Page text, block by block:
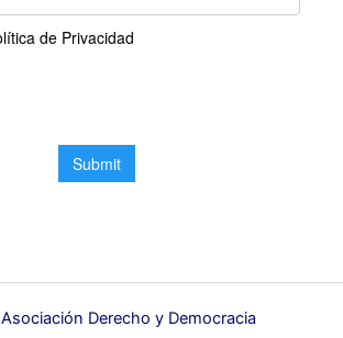
Asociación Derecho y Democracia